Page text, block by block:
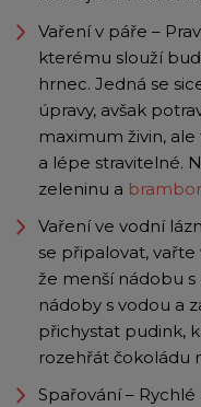
Vaření v páře –
kterému slouží
hrnec. Jedná se
úpravy, avšak
maximum živin,
a lépe stravitelné.
zeleninu a
Vaření ve vodní
se připalovat,
že menší nádobu
nádoby s vodou a
přichystat pudink,
rozehřát čokoládu
Spařování –